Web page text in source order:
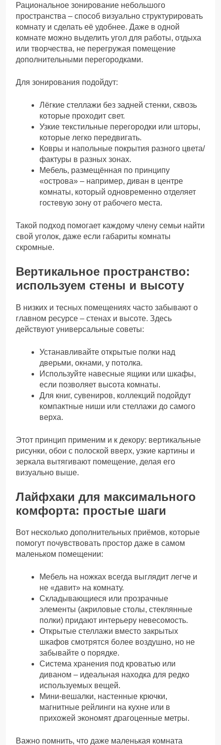
Рациональное зонирование небольшого
пространства – способ визуально структурировать
комнату и сделать её удобнее. Даже в одной
комнате можно выделить угол для работы, отдыха
или творчества, не перегружая помещение
дополнительными перегородками.
Для зонирования подойдут:
Лёгкие стеллажи без задней стенки, сквозь
которые проходит свет.
Узкие текстильные перегородки или шторы,
которые легко передвигать.
Ковры и напольные покрытия разного цвета/
фактуры в разных зонах.
Мебель, размещённая по принципу
«острова» – например, диван в центре
комнаты, который одновременно отделяет
гостевую зону от рабочего места.
Такой подход помогает каждому члену семьи найти
свой уголок, даже если габариты комнаты
скромные.
Вертикальное пространство:
используем стены и высоту
В низких и тесных помещениях часто забывают о
главном ресурсе – стенах и высоте. Здесь
действуют универсальные советы:
Устанавливайте открытые полки над
дверьми, окнами, у потолка.
Используйте навесные ящики или шкафы,
если позволяет высота комнаты.
Для книг, сувениров, коллекций подойдут
компактные ниши или стеллажи до самого
верха.
Этот принцип применим и к декору: вертикальные
рисунки, обои с полоской вверх, узкие картины и
зеркала вытягивают помещение, делая его
визуально выше.
Лайфхаки для максимального
комфорта: простые шаги
Вот несколько дополнительных приёмов, которые
помогут почувствовать простор даже в самом
маленьком помещении:
Мебель на ножках всегда выглядит легче и
не «давит» на комнату.
Складывающиеся или прозрачные
элементы (акриловые столы, стеклянные
полки) придают интерьеру невесомость.
Открытые стеллажи вместо закрытых
шкафов смотрятся более воздушно, но не
забывайте о порядке.
Система хранения под кроватью или
диваном – идеальная находка для редко
используемых вещей.
Мини-вешалки, настенные крючки,
магнитные рейлинги на кухне или в
прихожей экономят драгоценные метры.
Важно помнить, что даже маленькая комната